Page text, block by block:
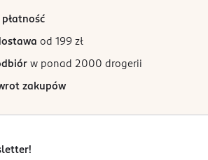
SODIUM PHOSPHATE,
CI 77007, CI 77891.
opinie są zweryfikowane zakupem.
0%
płatność
od 199 zł
w ponad 2000 drogerii
zakupów